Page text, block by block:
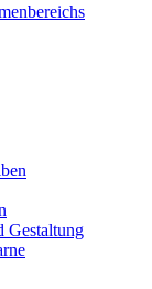
Gestaltung